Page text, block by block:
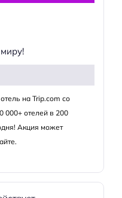
на Trip.com со
000+ отелей в 200
Акция может